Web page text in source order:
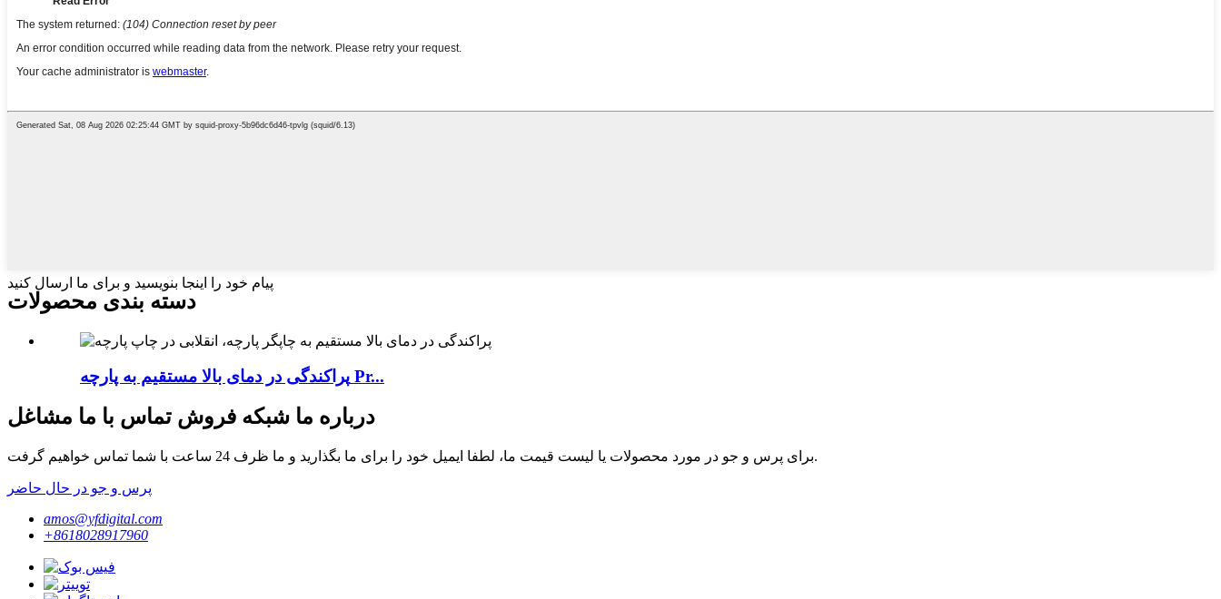
پیام خود را اینجا بنویسید و برای ما ارسال کنید
دسته بندی محصولات
پراکندگی در دمای بالا مستقیم به پارچه Pr...
درباره ما شبکه فروش تماس با ما مشاغل
برای پرس و جو در مورد محصولات یا لیست قیمت ما، لطفا ایمیل خود را برای ما بگذارید و ما ظرف 24 ساعت با شما تماس خواهیم گرفت.
پرس و جو در حال حاضر
amos@yfdigital.com
+8618028917960